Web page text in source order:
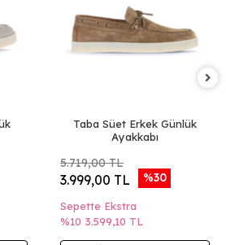
Taba Süet Erkek Günlük
Ayakkabı
5.719,00 TL
3.999,00 TL %30
Sepette Ekstra
%10 3.599,10 TL